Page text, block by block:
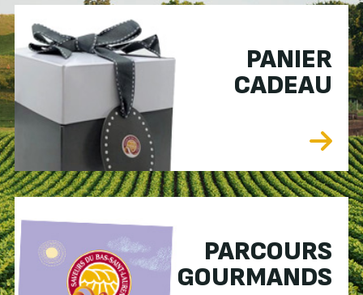
PANIER
CADEAU
PARCOURS
GOURMANDS